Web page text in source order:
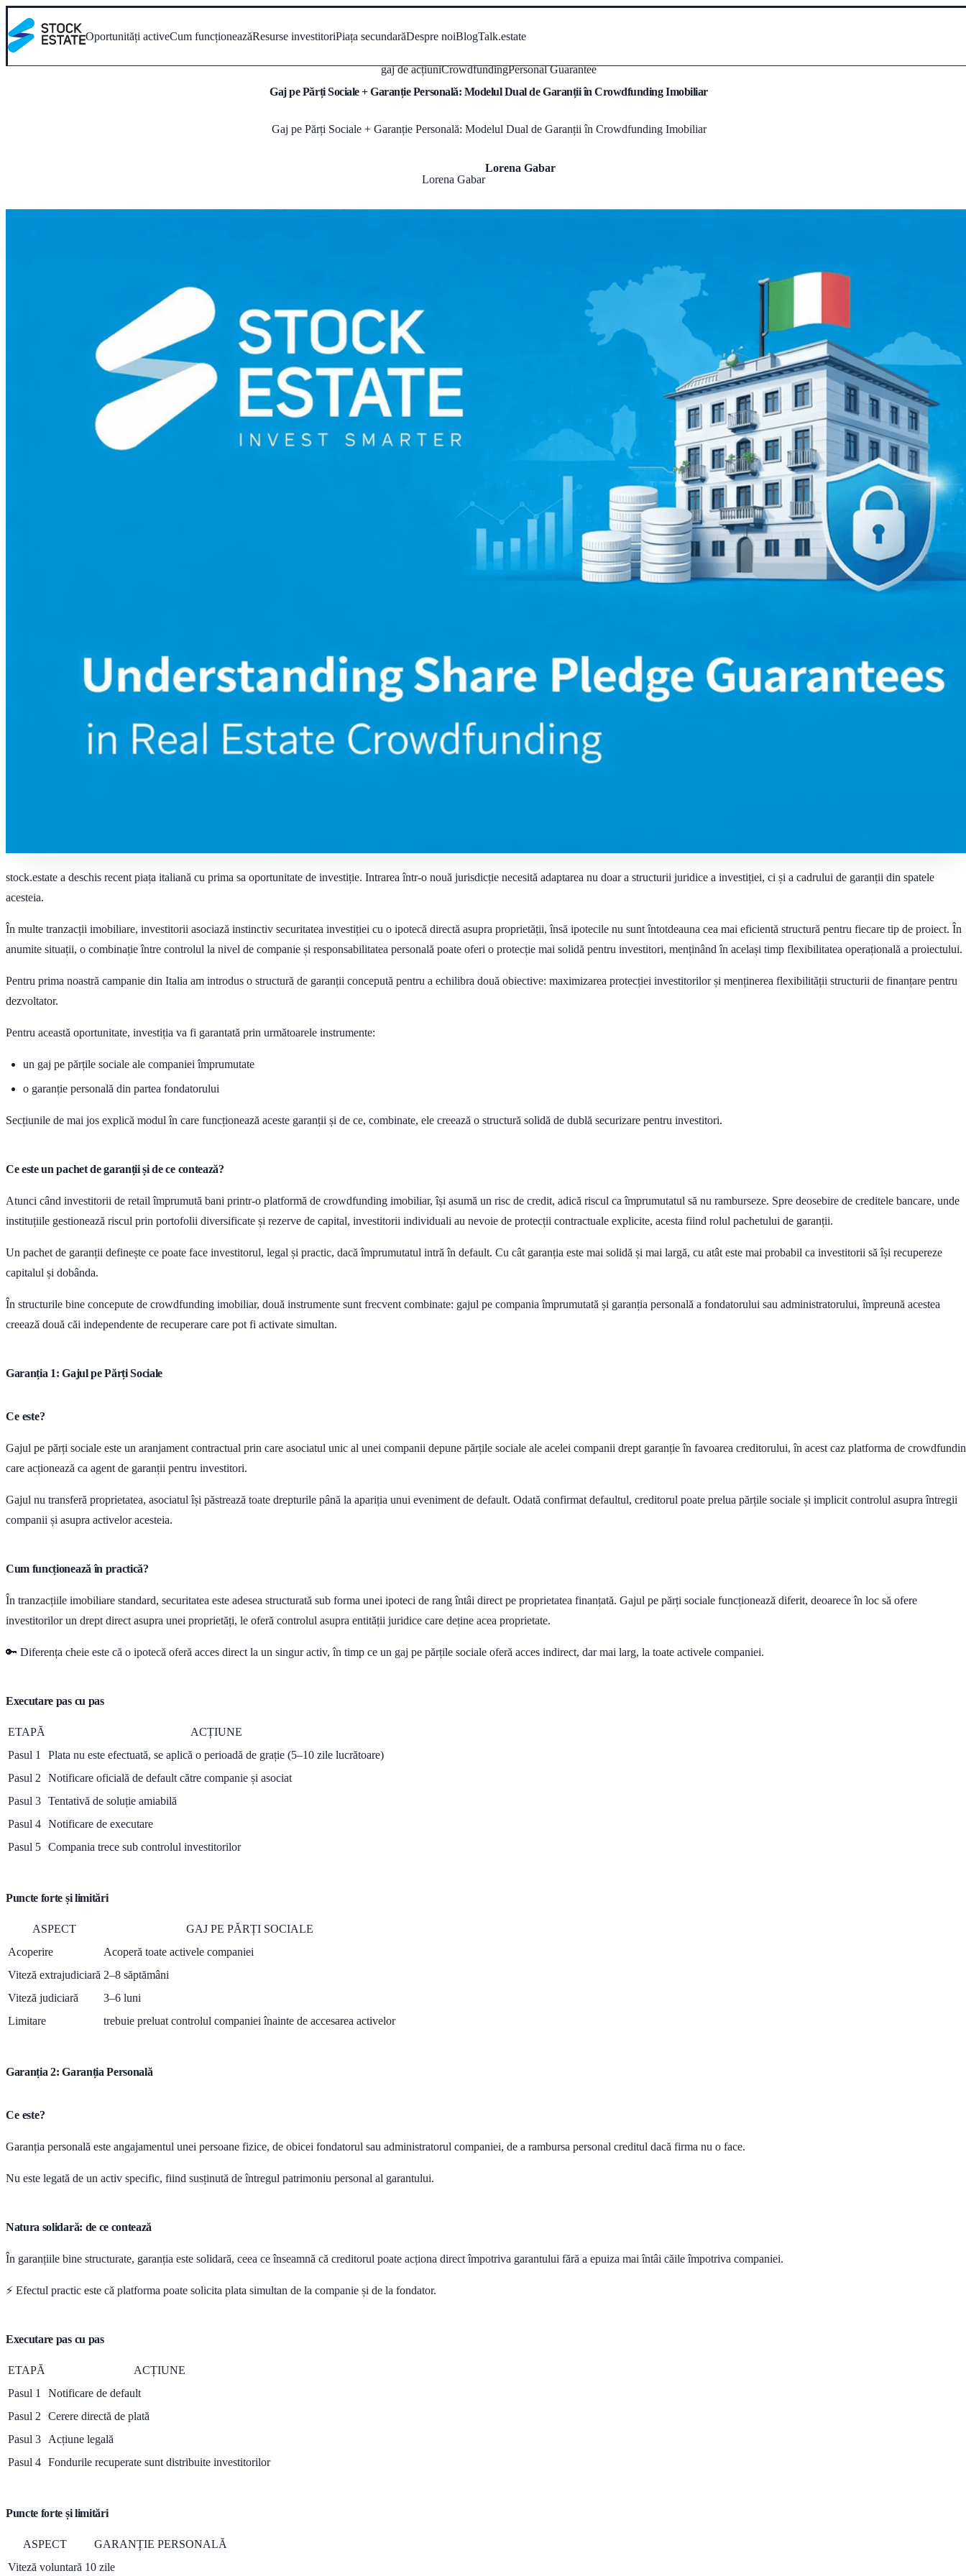
Oportunități activeCum funcționeazăResurse investitoriPiața secundarăDespre noiBlogTalk.estate
gaj de acțiuniCrowdfundingPersonal Guarantee
Gaj pe Părți Sociale + Garanție Personală: Modelul Dual de Garanții în Crowdfunding Imobiliar
Gaj pe Părți Sociale + Garanție Personală: Modelul Dual de Garanții în Crowdfunding Imobiliar
Lorena Gabar
Lorena Gabar
stock.estate a deschis recent piața italiană cu prima sa oportunitate de investiție. Intrarea într-o nouă jurisdicție necesită adaptarea nu doar a structurii juridice a investiției, ci și a cadrului de garanții din spatele
acesteia.
În multe tranzacții imobiliare, investitorii asociază instinctiv securitatea investiției cu o ipotecă directă asupra proprietății, însă ipotecile nu sunt întotdeauna cea mai eficientă structură pentru fiecare tip de proiect. În
anumite situații, o combinație între controlul la nivel de companie și responsabilitatea personală poate oferi o protecție mai solidă pentru investitori, menținând în același timp flexibilitatea operațională a proiectului.
Pentru prima noastră campanie din Italia am introdus o structură de garanții concepută pentru a echilibra două obiective: maximizarea protecției investitorilor și menținerea flexibilității structurii de finanțare pentru
dezvoltator.
Pentru această oportunitate, investiția va fi garantată prin următoarele instrumente:
un gaj pe părțile sociale ale companiei împrumutate
o garanție personală din partea fondatorului
Secțiunile de mai jos explică modul în care funcționează aceste garanții și de ce, combinate, ele creează o structură solidă de dublă securizare pentru investitori.
Ce este un pachet de garanții și de ce contează?
Atunci când investitorii de retail împrumută bani printr-o platformă de crowdfunding imobiliar, își asumă un risc de credit, adică riscul ca împrumutatul să nu ramburseze. Spre deosebire de creditele bancare, unde
instituțiile gestionează riscul prin portofolii diversificate și rezerve de capital, investitorii individuali au nevoie de protecții contractuale explicite, acesta fiind rolul pachetului de garanții.
Un pachet de garanții definește ce poate face investitorul, legal și practic, dacă împrumutatul intră în default. Cu cât garanția este mai solidă și mai largă, cu atât este mai probabil ca investitorii să își recupereze
capitalul și dobânda.
În structurile bine concepute de crowdfunding imobiliar, două instrumente sunt frecvent combinate: gajul pe compania împrumutată și garanția personală a fondatorului sau administratorului, împreună acestea
creează două căi independente de recuperare care pot fi activate simultan.
Garanția 1: Gajul pe Părți Sociale
Ce este?
Gajul pe părți sociale este un aranjament contractual prin care asociatul unic al unei companii depune părțile sociale ale acelei companii drept garanție în favoarea creditorului, în acest caz platforma de
care acționează ca agent de garanții pentru investitori.
Gajul nu transferă proprietatea, asociatul își păstrează toate drepturile până la apariția unui eveniment de default. Odată confirmat defaultul, creditorul poate prelua părțile sociale și implicit controlul asupra întregii
companii și asupra activelor acesteia.
Cum funcționează în practică?
În tranzacțiile imobiliare standard, securitatea este adesea structurată sub forma unei ipoteci de rang întâi direct pe proprietatea finanțată. Gajul pe părți sociale funcționează diferit, deoarece în loc să ofere
investitorilor un drept direct asupra unei proprietăți, le oferă controlul asupra entității juridice care deține acea proprietate.
🔑 Diferența cheie este că o ipotecă oferă acces direct la un singur activ, în timp ce un gaj pe părțile sociale oferă acces indirect, dar mai larg, la toate activele companiei.
Executare pas cu pas
ETAPĂ
ACȚIUNE
Pasul 1
Plata nu este efectuată, se aplică o perioadă de grație (5–10 zile lucrătoare)
Pasul 2
Notificare oficială de default către companie și asociat
Pasul 3 Tentativă de soluție amiabilă
Pasul 4 Notificare de executare
Pasul 5 Compania trece sub controlul investitorilor
Puncte forte și limitări
ASPECT
GAJ PE PĂRȚI SOCIALE
Acoperire
Acoperă toate activele companiei
Viteză extrajudiciară 2–8 săptămâni
Viteză judiciară
3–6 luni
Limitare
trebuie preluat controlul companiei înainte de accesarea activelor
Garanția 2: Garanția Personală
Ce este?
Garanția personală este angajamentul unei persoane fizice, de obicei fondatorul sau administratorul companiei, de a rambursa personal creditul dacă firma nu o face.
Nu este legată de un activ specific, fiind susținută de întregul patrimoniu personal al garantului.
Natura solidară: de ce contează
În garanțiile bine structurate, garanția este solidară, ceea ce înseamnă că creditorul poate acționa direct împotriva garantului fără a epuiza mai întâi căile împotriva companiei.
⚡ Efectul practic este că platforma poate solicita plata simultan de la companie și de la fondator.
Executare pas cu pas
ETAPĂ
ACȚIUNE
Pasul 1
Notificare de default
Pasul 2
Cerere directă de plată
Pasul 3
Acțiune legală
Pasul 4 Fondurile recuperate sunt distribuite investitorilor
Puncte forte și limitări
ASPECT
GARANȚIE PERSONALĂ
Viteză voluntară 10 zile